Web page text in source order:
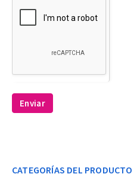
Enviar
CATEGORÍAS DEL PRODUCTO